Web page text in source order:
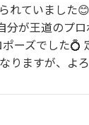
れていました
が王道のプ
ーズでした💍
ますが、よろ